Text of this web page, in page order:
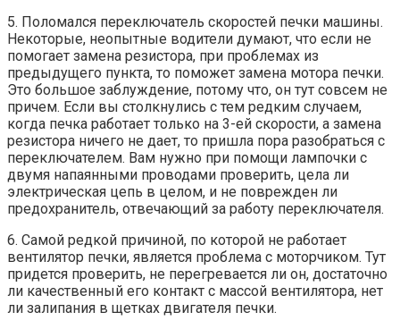
5. Поломался переключатель скоростей печки машины.
Некоторые, неопытные водители думают, что если не
помогает замена резистора, при проблемах из
предыдущего пункта, то поможет замена мотора печки.
Это большое заблуждение, потому что, он тут совсем не
причем. Если вы столкнулись с тем редким случаем,
когда печка работает только на 3-ей скорости, а замена
резистора ничего не дает, то пришла пора разобраться с
переключателем. Вам нужно при помощи лампочки с
двумя напаянными проводами проверить, цела ли
электрическая цепь в целом, и не поврежден ли
предохранитель, отвечающий за работу переключателя.
6. Самой редкой причиной, по которой не работает
вентилятор печки, является проблема с моторчиком. Тут
придется проверить, не перегревается ли он, достаточно
ли качественный его контакт с массой вентилятора, нет
ли залипания в щетках двигателя печки.